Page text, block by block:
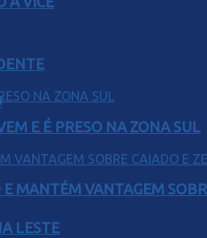
LESTE
E É PRESO NA ZONA SUL
MANTÉM VANTAGEM